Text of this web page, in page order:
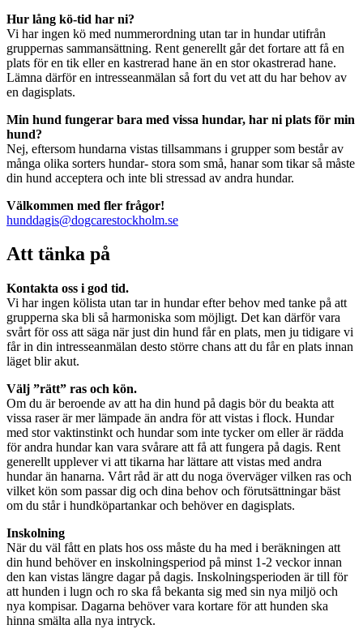
Hur lång kö-tid har ni?
Vi har ingen kö med nummerordning utan tar in hundar utifrån
gruppernas sammansättning. Rent generellt går det fortare att få en
plats för en tik eller en kastrerad hane än en stor okastrerad hane.
Lämna därför en intresseanmälan så fort du vet att du har behov av
en dagisplats.
Min hund fungerar bara med vissa hundar, har ni plats för min
hund?
Nej, eftersom hundarna vistas tillsammans i grupper som består av
många olika sorters hundar- stora som små, hanar som tikar så måste
din hund acceptera och inte bli stressad av andra hundar.
Välkommen med fler frågor!
hunddagis@dogcarestockholm.se
Att tänka på
Kontakta oss i god tid.
Vi har ingen kölista utan tar in hundar efter behov med tanke på att
grupperna ska bli så harmoniska som möjligt. Det kan därför vara
svårt för oss att säga när just din hund får en plats, men ju tidigare vi
får in din intresseanmälan desto större chans att du får en plats innan
läget blir akut.
Välj ”rätt” ras och kön.
Om du är beroende av att ha din hund på dagis bör du beakta att
vissa raser är mer lämpade än andra för att vistas i flock. Hundar
med stor vaktinstinkt och hundar som inte tycker om eller är rädda
för andra hundar kan vara svårare att få att fungera på dagis. Rent
generellt upplever vi att tikarna har lättare att vistas med andra
hundar än hanarna. Vårt råd är att du noga överväger vilken ras och
vilket kön som passar dig och dina behov och förutsättningar bäst
om du står i hundköpartankar och behöver en dagisplats.
Inskolning
När du väl fått en plats hos oss måste du ha med i beräkningen att
din hund behöver en inskolningsperiod på minst 1-2 veckor innan
den kan vistas längre dagar på dagis. Inskolningsperioden är till för
att hunden i lugn och ro ska få bekanta sig med sin nya miljö och
nya kompisar. Dagarna behöver vara kortare för att hunden ska
hinna smälta alla nya intryck.